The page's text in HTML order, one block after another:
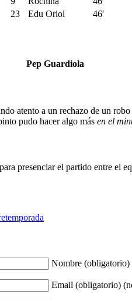
23
Edu Oriol 46′
Pep Guardiola
atento a un rechazo de un
pudo hacer algo más en el
presenciar el partido entre el
Nombre (obligatorio)
Email (obligatorio)